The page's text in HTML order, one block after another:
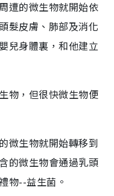
遭的微生物就開始依
髮皮膚、肺部及消化
兒身體裏，和他建立
物，但很快微生物便
微生物就開始轉移到
的微生物會通過乳頭
物--益生菌。